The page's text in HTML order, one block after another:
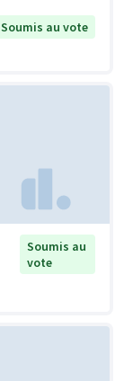
Soumis au vote
Soumis au
vote